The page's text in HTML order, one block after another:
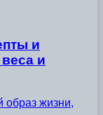
и
и
жизни,